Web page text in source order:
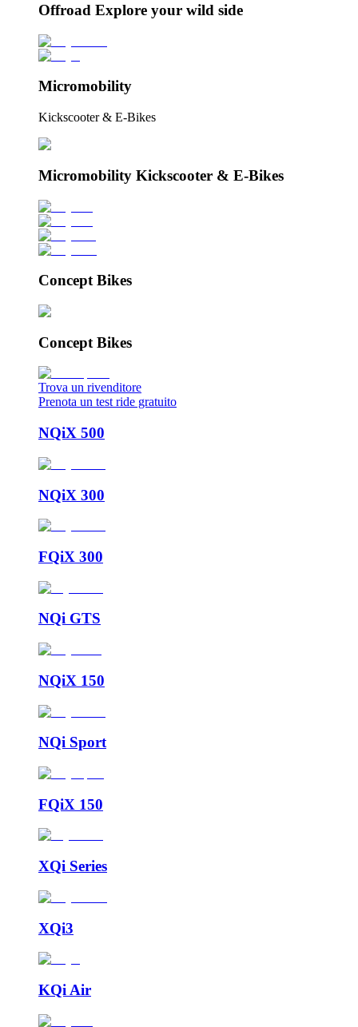
Offroad Explore your wild side
Micromobility
Kickscooter & E-Bikes
Micromobility Kickscooter & E-Bikes
Concept Bikes
Concept Bikes
Trova un rivenditore
Prenota un test ride gratuito
NQiX 500
NQiX 300
FQiX 300
NQi GTS
NQiX 150
NQi Sport
FQiX 150
XQi Series
XQi3
KQi Air